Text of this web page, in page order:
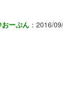
ーぷん ： 2016/